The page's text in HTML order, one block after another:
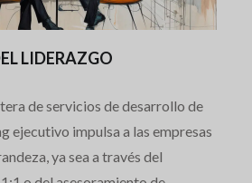
LIDERAZGO
de servicios de desarrollo de
ejecutivo impulsa a las empresas
ya sea a través del